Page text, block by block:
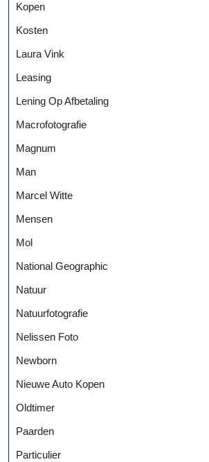
Kopen
Kosten
Laura Vink
Leasing
Lening Op Afbetaling
Macrofotografie
Magnum
Man
Marcel Witte
Mensen
Mol
National Geographic
Natuur
Natuurfotografie
Nelissen Foto
Newborn
Nieuwe Auto Kopen
Oldtimer
Paarden
Particulier